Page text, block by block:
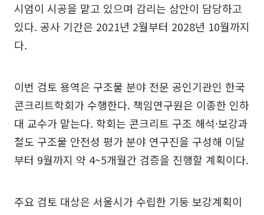
시엄이 시공을 맡고 있으며 감리는 삼안이 담당하고
있다. 공사 기간은 2021년 2월부터 2028년 10월까지
다.
이번 검토 용역은 구조물 분야 전문 공인기관인 한국
콘크리트학회가 수행한다. 책임연구원은 이종한 인하
대 교수가 맡는다. 학회는 콘크리트 구조 해석·보강과
철도 구조물 안전성 평가 분야 연구진을 구성해 이달
부터 9월까지 약 4~5개월간 검증을 진행할 계획이다.
주요 검토 대상은 서울시가 수립한 기둥 보강계획이